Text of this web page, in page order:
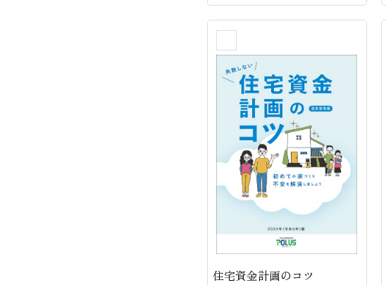
住宅資金計画のコツ